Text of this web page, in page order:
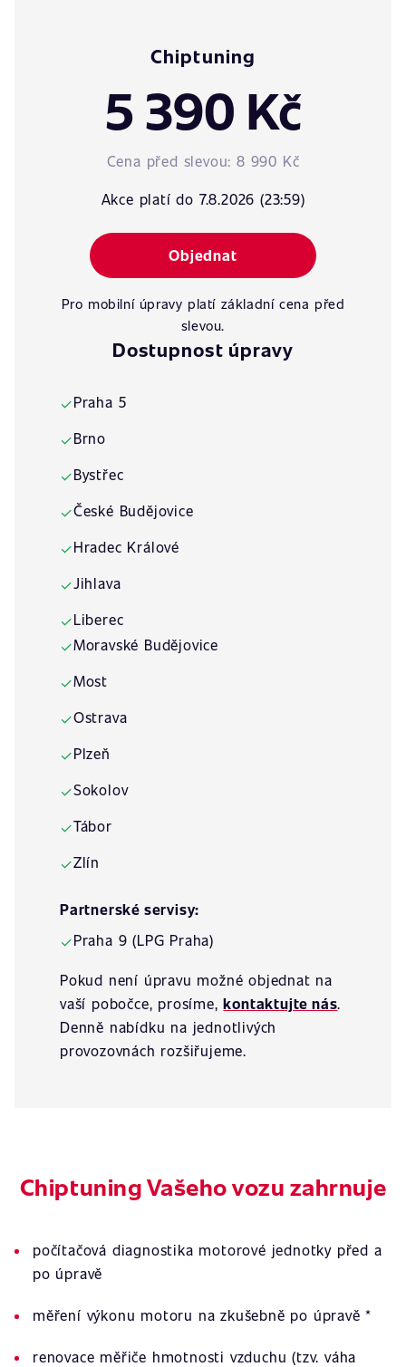
Chiptuning
5 390 Kč
Cena před slevou: 8 990 Kč
Akce platí do 7.8.2026 (23:59)
Objednat
Pro mobilní úpravy platí základní cena před
slevou.
Dostupnost úpravy
✓Praha 5
✓Brno
✓Bystřec
✓České Budějovice
✓Hradec Králové
✓Jihlava
✓Liberec
✓Moravské Budějovice
✓Most
✓Ostrava
✓Plzeň
✓Sokolov
✓Tábor
✓Zlín
Partnerské servisy:
✓Praha 9 (LPG Praha)
Pokud není úpravu možné objednat na
vaší pobočce, prosíme,kontaktujte nás.
Denně nabídku na jednotlivých
provozovnách rozšiřujeme.
Chiptuning Vašeho vozu zahrnuje
počítačová diagnostika motorové jednotky před a
po úpravě
měření výkonu motoru na zkušebně po úpravě *
renovace měřiče hmotnosti vzduchu (tzv. váha